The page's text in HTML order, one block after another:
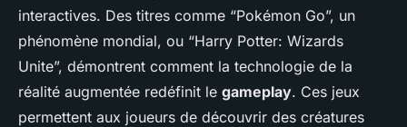
interactives. Des titres comme “Pokémon Go”, un
phénomène mondial, ou “Harry Potter: Wizards
Unite”, démontrent comment la technologie de la
réalité augmentée redéfinit le gameplay. Ces jeux
permettent aux joueurs de découvrir des créatures